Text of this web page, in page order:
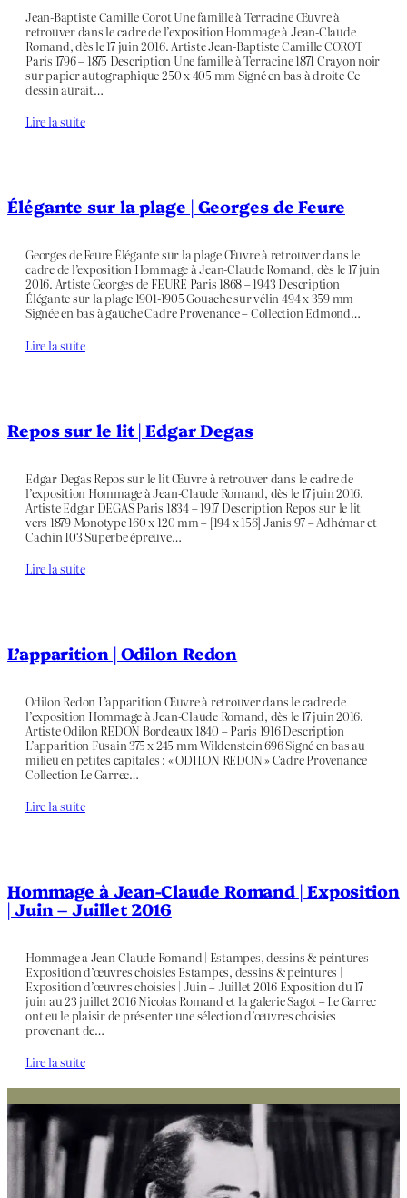
Jean-Baptiste Camille Corot Une famille à Terracine Œuvre à
retrouver dans le cadre de l’exposition Hommage à Jean-Claude
Romand, dès le 17 juin 2016. Artiste Jean-Baptiste Camille COROT
Paris 1796 – 1875 Description Une famille à Terracine 1871 Crayon noir
sur papier autographique 250 x 405 mm Signé en bas à droite Ce
dessin aurait…
Lire la suite
Élégante sur la plage | Georges de Feure
Georges de Feure Élégante sur la plage Œuvre à retrouver dans le
cadre de l’exposition Hommage à Jean-Claude Romand, dès le 17 juin
2016. Artiste Georges de FEURE Paris 1868 – 1943 Description
Élégante sur la plage 1901-1905 Gouache sur vélin 494 x 359 mm
Signée en bas à gauche Cadre Provenance – Collection Edmond…
Lire la suite
Repos sur le lit | Edgar Degas
Edgar Degas Repos sur le lit Œuvre à retrouver dans le cadre de
l’exposition Hommage à Jean-Claude Romand, dès le 17 juin 2016.
Artiste Edgar DEGAS Paris 1834 – 1917 Description Repos sur le lit
vers 1879 Monotype 160 x 120 mm – [194 x 156] Janis 97 – Adhémar et
Cachin 103 Superbe épreuve…
Lire la suite
L’apparition | Odilon Redon
Odilon Redon L’apparition Œuvre à retrouver dans le cadre de
l’exposition Hommage à Jean-Claude Romand, dès le 17 juin 2016.
Artiste Odilon REDON Bordeaux 1840 – Paris 1916 Description
L’apparition Fusain 375 x 245 mm Wildenstein 696 Signé en bas au
milieu en petites capitales : « ODILON REDON » Cadre Provenance
Collection Le Garrec…
Lire la suite
Hommage à Jean-Claude Romand | Exposition
| Juin – Juillet 2016
Hommage a Jean-Claude Romand | Estampes, dessins & peintures |
Exposition d’œuvres choisies Estampes, dessins & peintures |
Exposition d’œuvres choisies | Juin – Juillet 2016 Exposition du 17
juin au 23 juillet 2016 Nicolas Romand et la galerie Sagot – Le Garrec
ont eu le plaisir de présenter une sélection d’œuvres choisies
provenant de…
Lire la suite